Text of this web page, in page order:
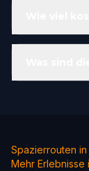
Spazierrouten
Mehr